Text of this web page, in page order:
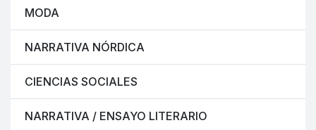
MODA
NARRATIVA NÓRDICA
CIENCIAS SOCIALES
NARRATIVA / ENSAYO LITERARIO